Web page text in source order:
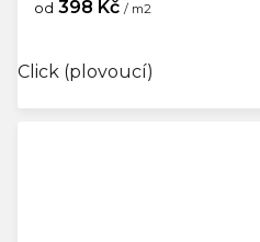
od 398 Kč / m2
Click (plovoucí)